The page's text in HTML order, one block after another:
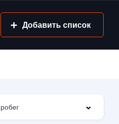
Добавить список